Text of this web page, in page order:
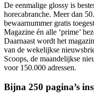
De eenmalige glossy is
horecabranche. Meer dan
bewaarnummer gratis
Magazine én alle ‘prime’
Daarnaast wordt het
van de wekelijkse
Scoops, de maandelijkse
voor 150.000 adressen.
Bijna 250 pagina’s